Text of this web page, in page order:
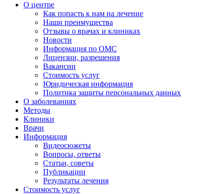
О центре
Как попасть к нам на лечение
Наши преимущества
Отзывы о врачах и клиниках
Новости
Информация по ОМС
Лицензии, разрешения
Вакансии
Стоимость услуг
Юридическая информация
Политика защиты персональных данных
О заболеваниях
Методы
Клиники
Врачи
Информация
Видеосюжеты
Вопросы, ответы
Статьи, советы
Публикации
Результаты лечения
Стоимость услуг